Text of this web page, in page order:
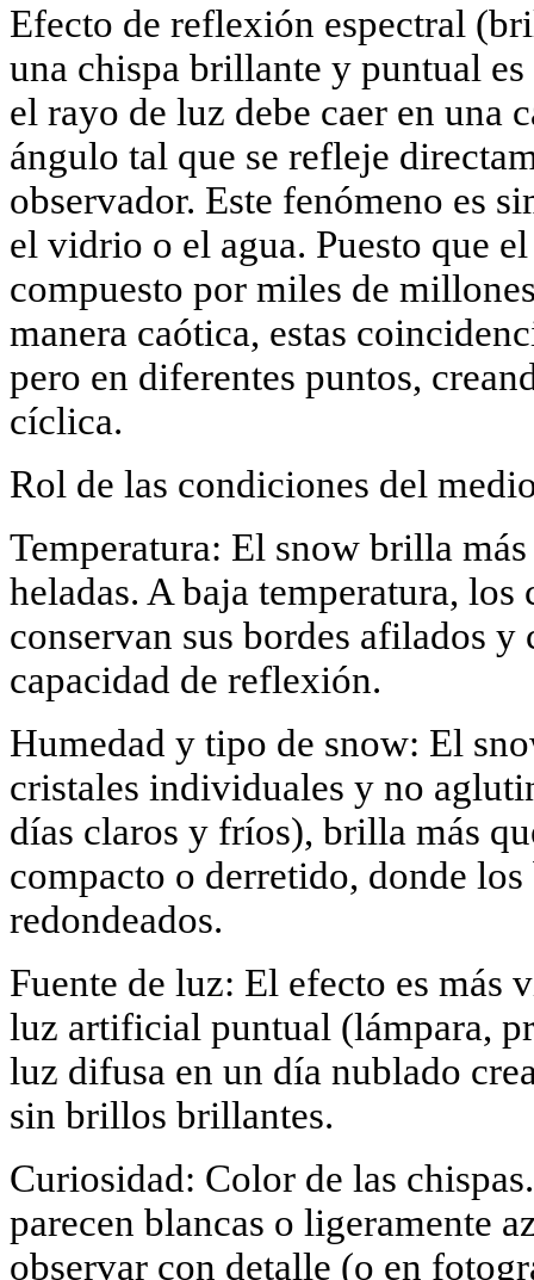
Efecto de reflexión espectral
una chispa brillante y puntual
el rayo de luz debe caer en una
ángulo tal que se refleje
observador. Este fenómeno es
el vidrio o el agua. Puesto que
compuesto por miles de
manera caótica, estas
pero en diferentes puntos,
cíclica.
Rol de las condiciones del
Temperatura: El snow brilla
heladas. A baja temperatura, los
conservan sus bordes afilados
capacidad de reflexión.
Humedad y tipo de snow: El
cristales individuales y no
días claros y fríos), brilla más
compacto o derretido, donde
redondeados.
Fuente de luz: El efecto es más
luz artificial puntual (lámpara,
luz difusa en un día nublado
sin brillos brillantes.
Curiosidad: Color de las
parecen blancas o ligeramente
observar con detalle (o en